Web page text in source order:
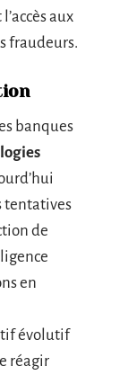
aux
fraudeurs.
banques
tentatives
de
en
évolutif
réagir